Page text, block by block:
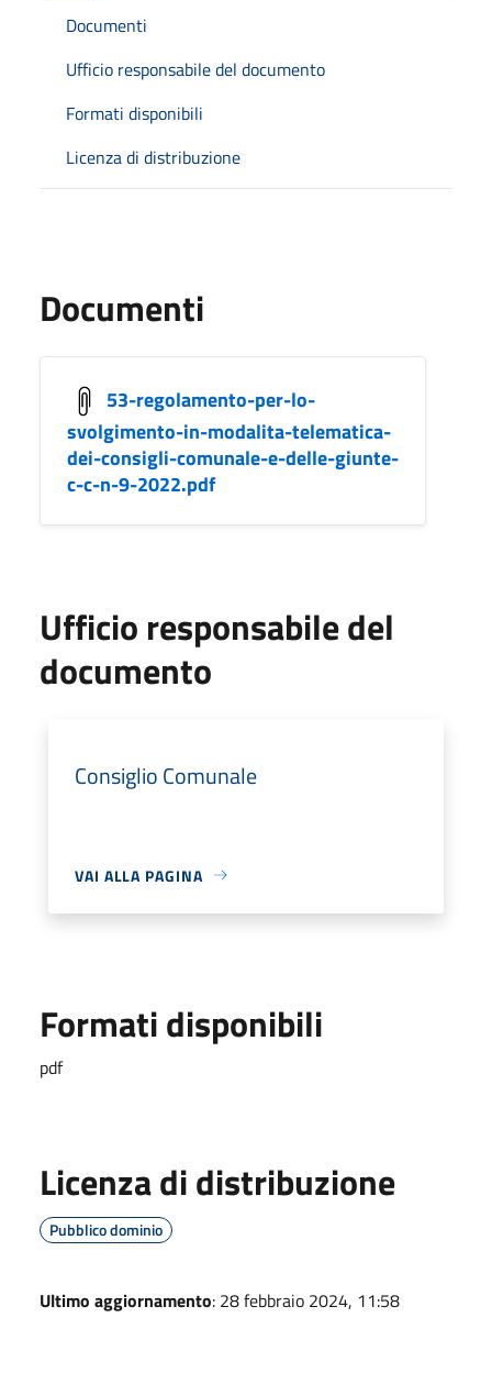
Documenti
Ufficio responsabile del documento
Formati disponibili
Licenza di distribuzione
Documenti
53-regolamento-per-lo-
svolgimento-in-modalita-telematica-
dei-consigli-comunale-e-delle-giunte-
c-c-n-9-2022.pdf
Ufficio responsabile del
documento
Consiglio Comunale
VAI ALLA PAGINA
Formati disponibili
pdf
Licenza di distribuzione
Pubblico dominio
Ultimo aggiornamento: 28 febbraio 2024, 11:58